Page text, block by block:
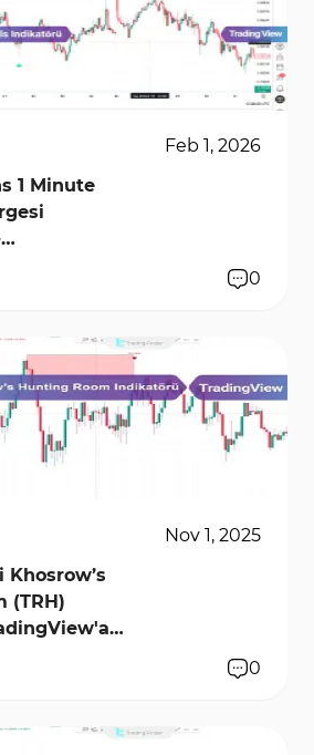
özelliklerinden tam anlamıyla
Feb 1, 2026
1 Minute
0
Nov 1, 2025
Khosrow’s
(TRH)
0